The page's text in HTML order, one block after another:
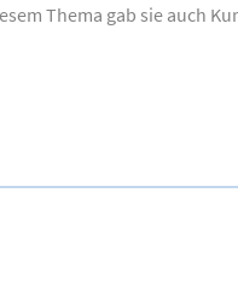
Thema gab sie auch